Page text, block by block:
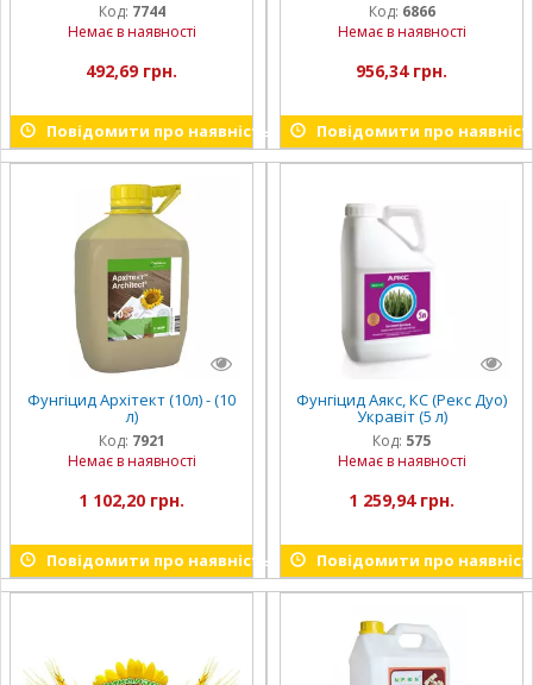
Код: 7744
Немає в наявності
492,69 грн.
Повідомити про наявність
Код: 6866
Немає в наявності
956,34 грн.
Повідомити про
Фунгіцид Архітект (10л) - (10
л)
Код: 7921
Немає в наявності
1 102,20 грн.
Повідомити про наявність
Фунгіцид Аякс, КС (Рекс Дуо)
Укравіт (5 л)
Код: 575
Немає в наявності
1 259,94 грн.
Повідомити про